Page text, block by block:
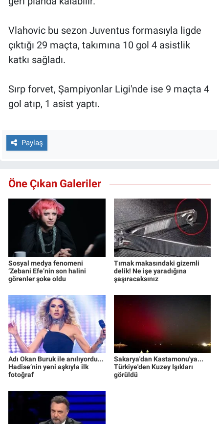
Vlahovic bu sezon Juventus formasıyla ligde
çıktığı 29 maçta, takımına 10 gol 4 asistlik
katkı sağladı.
Sırp forvet, Şampiyonlar Ligi'nde ise 9 maçta 4
gol atıp, 1 asist yaptı.
Paylaş
Öne Çıkan Galeriler
Sosyal medya fenomeni
‘Zebani Efe’nin son halini
görenler şoke oldu
Tırnak makasındaki gizemli
delik! Ne işe yaradığına
şaşıracaksınız
Adı Okan Buruk ile anılıyordu...
Hadise’nin yeni aşkıyla ilk
fotoğraf
Sakarya'dan Kastamonu'ya...
Türkiye'den Kuzey Işıkları
görüldü